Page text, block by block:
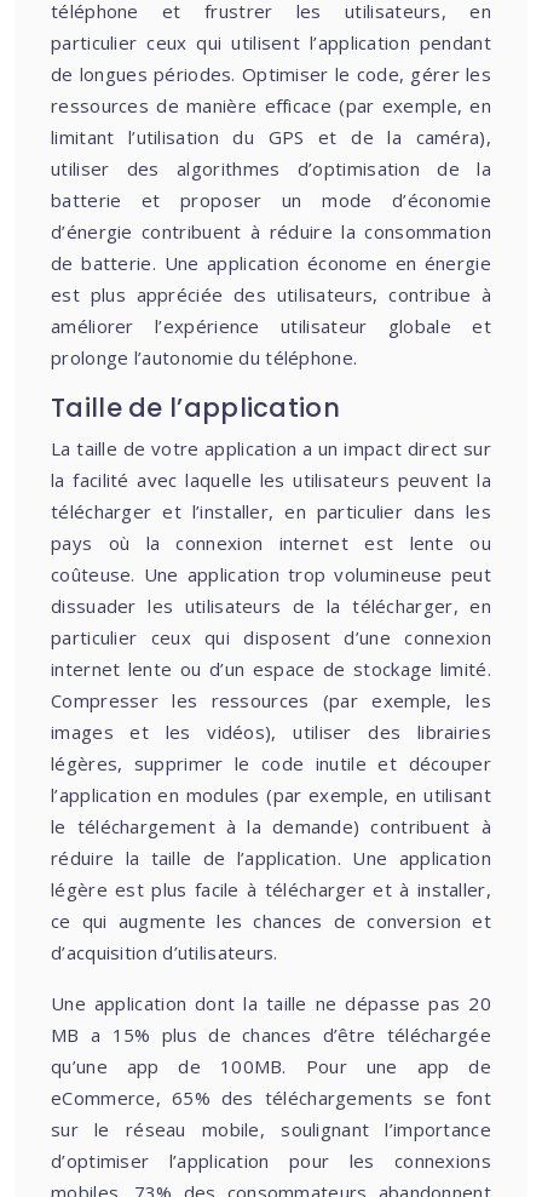
téléphone et frustrer les utilisateurs, en
particulier ceux qui utilisent l’application pendant
de longues périodes. Optimiser le code, gérer les
ressources de manière efficace (par exemple, en
limitant l’utilisation du GPS et de la caméra),
utiliser des algorithmes d’optimisation de la
batterie et proposer un mode d’économie
d’énergie contribuent à réduire la consommation
de batterie. Une application économe en énergie
est plus appréciée des utilisateurs, contribue à
améliorer l’expérience utilisateur globale et
prolonge l’autonomie du téléphone.
Taille de l’application
La taille de votre application a un impact direct sur
la facilité avec laquelle les utilisateurs peuvent la
télécharger et l’installer, en particulier dans les
pays où la connexion internet est lente ou
coûteuse. Une application trop volumineuse peut
dissuader les utilisateurs de la télécharger, en
particulier ceux qui disposent d’une connexion
internet lente ou d’un espace de stockage limité.
Compresser les ressources (par exemple, les
images et les vidéos), utiliser des librairies
légères, supprimer le code inutile et découper
l’application en modules (par exemple, en utilisant
le téléchargement à la demande) contribuent à
réduire la taille de l’application. Une application
légère est plus facile à télécharger et à installer,
ce qui augmente les chances de conversion et
d’acquisition d’utilisateurs.
Une application dont la taille ne dépasse pas 20
MB a 15% plus de chances d’être téléchargée
qu’une app de 100MB. Pour une app de
eCommerce, 65% des téléchargements se font
sur le réseau mobile, soulignant l’importance
d’optimiser l’application pour les connexions
mobiles. 73% des consommateurs abandonnent